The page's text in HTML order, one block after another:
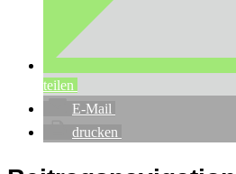
teilen
E-Mail
drucken